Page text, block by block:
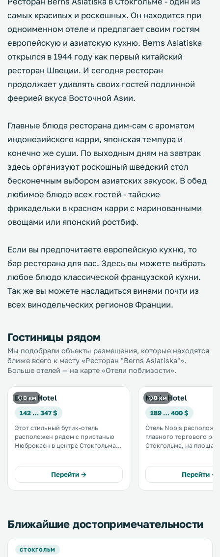
самых красивых и роскошных. Он находится при
одноименном отеле и предлагает своим гостям
европейскую и азиатскую кухню. Berns Asiatiska
открылся в 1944 году как первый китайский
ресторан Швеции. И сегодня ресторан
продолжает удивлять своих гостей подлинной
феерией вкуса Восточной Азии.
Главные блюда ресторана дим-сам с ароматом
индонезийского карри, японская темпура и
конечно же суши. По выходным дням на завтрак
здесь организуют роскошный шведский стол
бесконечным выбором азиатских закусок. В обед
любимое блюдо всех гостей - тайские
фрикадельки в красном карри с маринованными
овощами или японский ростбиф.
Если вы предпочитаете европейскую кухню, то
бар ресторана для вас. Здесь вы можете выбрать
любое блюдо классической французской кухни.
Так же вы можете насладиться винами почти из
всех винодельческих регионов Франции.
Гостиницы рядом
Мы подобрали объекты размещения, которые находятся
ближе всего к месту «Ресторан "Berns Asiatiska"».
Больше отелей — на карте «Отели поблизости».
0 км
Berns Hotel
142 … 347 $
Этот стильный бутик-отель
расположен рядом с пристанью
Нюброкаен в центре Стокгольма.
художественные выставки в лобби
и номера с док-станцией для iPod
и бесплатным проводным
Перейти →
0 км
Nobis Hotel
189 … 400 $
Отель Nobis
главного торгового
Стокгольма, на
предлагается
роскошных номерах с
Wi-Fi. .
Перейти →
Ближайшие достопримечательности
СТОКГОЛЬМ